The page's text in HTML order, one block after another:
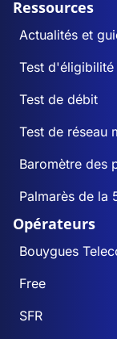
Ressources
Actualités et
Test d'éligibilité
Test de débit
Test de réseau
Baromètre des
Palmarès de la
Opérateurs
Bouygues
Free
SFR